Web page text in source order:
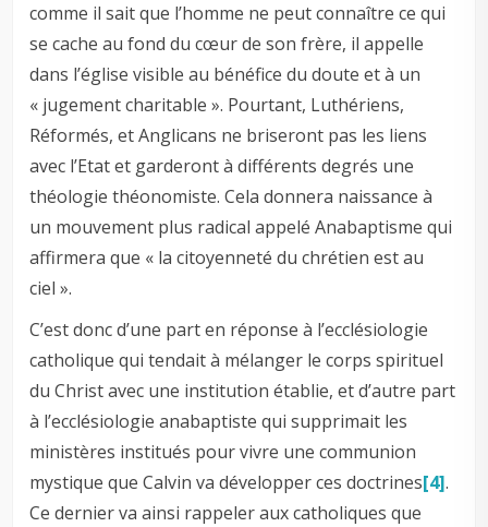
comme il sait que l’homme ne peut connaître ce qui
se cache au fond du cœur de son frère, il appelle
dans l’église visible au bénéfice du doute et à un
« jugement charitable ». Pourtant, Luthériens,
Réformés, et Anglicans ne briseront pas les liens
avec l’Etat et garderont à différents degrés une
théologie théonomiste. Cela donnera naissance à
un mouvement plus radical appelé Anabaptisme qui
affirmera que « la citoyenneté du chrétien est au
ciel ».
C’est donc d’une part en réponse à l’ecclésiologie
catholique qui tendait à mélanger le corps spirituel
du Christ avec une institution établie, et d’autre part
à l’ecclésiologie anabaptiste qui supprimait les
ministères institués pour vivre une communion
mystique que Calvin va développer ces doctrines[4].
Ce dernier va ainsi rappeler aux catholiques que